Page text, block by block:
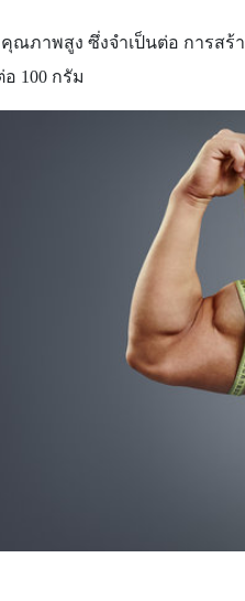
ณภาพสูง ซึ่งจำเป็นต่อ การส
100 กรัม